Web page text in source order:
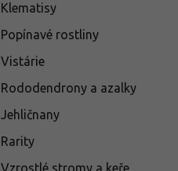
Klematisy
Popínavé rostliny
Vistárie
Rododendrony a azalky
Jehličnany
Rarity
Vzrostlé stromy a keře